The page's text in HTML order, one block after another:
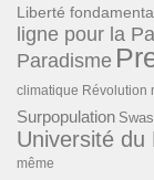
Liberté
ligne pour la
Paradisme
climatique Révolution
Surpopulation
Université du
même